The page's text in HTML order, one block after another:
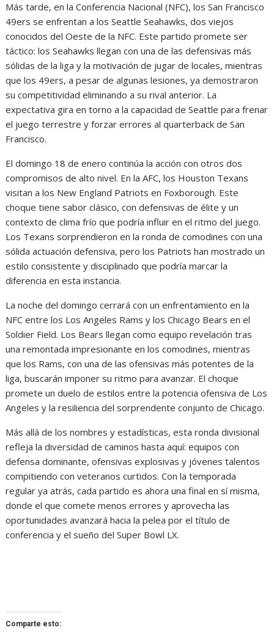
Más tarde, en la Conferencia Nacional (NFC), los San Francisco
49ers se enfrentan a los Seattle Seahawks, dos viejos
conocidos del Oeste de la NFC. Este partido promete ser
táctico: los Seahawks llegan con una de las defensivas más
sólidas de la liga y la motivación de jugar de locales, mientras
que los 49ers, a pesar de algunas lesiones, ya demostraron
su competitividad eliminando a su rival anterior. La
expectativa gira en torno a la capacidad de Seattle para frenar
el juego terrestre y forzar errores al quarterback de San
Francisco.
El domingo 18 de enero continúa la acción con otros dos
compromisos de alto nivel. En la AFC, los Houston Texans
visitan a los New England Patriots en Foxborough. Este
choque tiene sabor clásico, con defensivas de élite y un
contexto de clima frío que podría influir en el ritmo del juego.
Los Texans sorprendieron en la ronda de comodines con una
sólida actuación defensiva, pero los Patriots han mostrado un
estilo consistente y disciplinado que podría marcar la
diferencia en esta instancia.
La noche del domingo cerrará con un enfrentamiento en la
NFC entre los Los Angeles Rams y los Chicago Bears en el
Soldier Field. Los Bears llegan como equipo revelación tras
una remontada impresionante en los comodines, mientras
que los Rams, con una de las ofensivas más potentes de la
liga, buscarán imponer su ritmo para avanzar. El choque
promete un duelo de estilos entre la potencia ofensiva de Los
Angeles y la resiliencia del sorprendente conjunto de Chicago.
Más allá de los nombres y estadísticas, esta ronda divisional
refleja la diversidad de caminos hasta aquí: equipos con
defensa dominante, ofensivas explosivas y jóvenes talentos
compitiendo con veteranos curtidos. Con la temporada
regular ya atrás, cada partido es ahora una final en sí misma,
donde el que comete menos errores y aprovecha las
oportunidades avanzará hacia la pelea por el título de
conferencia y el sueño del Super Bowl LX.
Comparte esto: